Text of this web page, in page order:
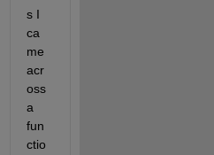
s I
ca
me
acr
oss
a
fun
ctio